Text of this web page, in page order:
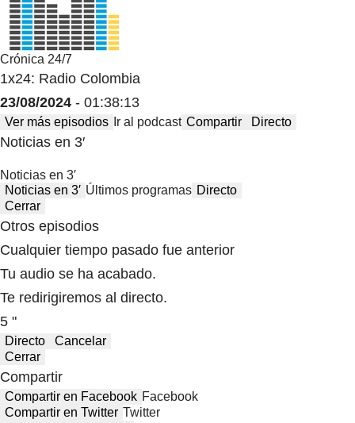
Crónica 24/7
1x24: Radio Colombia
23/08/2024 - 01:38:13
Ver más episodios Ir al podcast Compartir Directo
Noticias en 3′
Noticias en 3′
Noticias en 3′ Últimos programas Directo
Cerrar
Otros episodios
Cualquier tiempo pasado fue anterior
Tu audio se ha acabado.
Te redirigiremos al directo.
5 "
Directo
Cancelar
Cerrar
Compartir
Compartir en Facebook Facebook
Compartir en Twitter Twitter